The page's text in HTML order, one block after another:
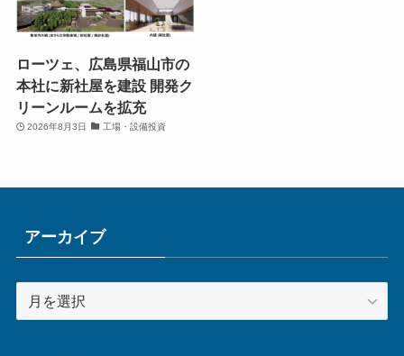
ローツェ、広島県福山市の
本社に新社屋を建設 開発ク
リーンルームを拡充
2026年8月3日 工場・設備投資
アーカイブ